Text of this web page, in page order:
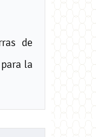
de
la